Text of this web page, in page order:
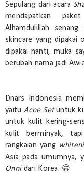
Sepulang dari acara
mendapatkan
Alhamdulillah
skincare yang dipakai
dipakai nanti, muka
berubah nama jadi
Dnars Indonesia
yaituAcne Setuntuk
untuk kulit kering-
kulit berminyak,
rangkaian yang
Asia pada umumnya,
Onni dari Korea. 😁